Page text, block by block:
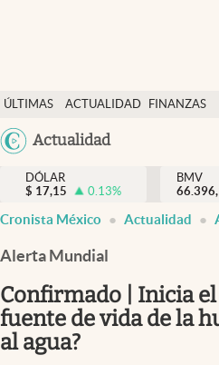
ÚLTIMAS
NOTICIAS
ACTUALIDAD
FINANZAS
Actualidad
Actualidad
Finanzas y economía
Dólar y mercados
Pc y celular
Vida y estilo
DÓLAR
$ 17,15 0.13%
BMV
Cronista México Actualidad
Alerta Mundial
Confirmado | Inicia
fuente de vida de la
al agua?